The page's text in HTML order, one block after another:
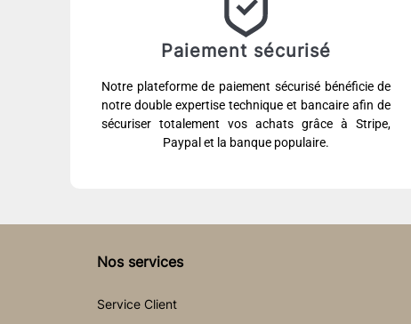
Paiement sécurisé
Notre plateforme de paiement sécurisé bénéficie de
notre double expertise technique et bancaire afin de
sécuriser totalement vos achats grâce à Stripe,
Paypal et la banque populaire.
Nos services
Service Client